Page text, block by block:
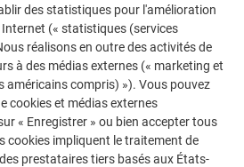
PREFA démontre la
Découvrez d’autres projets
les solutions en aluminium
toitures, systèmes solaires et
des statistiques pour l'amélioration
(« statistiques (services
réalisons en outre des activités de
à des médias externes (« marketing et
américains compris) »). Vous pouvez
cookies et médias externes
« Enregistrer » ou bien accepter tous
cookies impliquent le traitement de
prestataires tiers basés aux États-